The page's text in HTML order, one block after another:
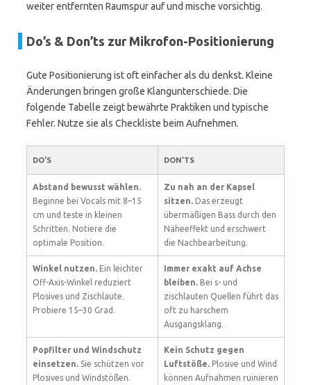
weiter entfernten Raumspur auf und mische vorsichtig.
Do’s & Don’ts zur Mikrofon-Positionierung
Gute Positionierung ist oft einfacher als du denkst. Kleine
Änderungen bringen große Klangunterschiede. Die
folgende Tabelle zeigt bewährte Praktiken und typische
Fehler. Nutze sie als Checkliste beim Aufnehmen.
DO’S DON’TS
Abstand bewusst wählen.
Beginne bei Vocals mit 8–15
cm und teste in kleinen
Schritten. Notiere die
optimale Position.
Zu nah an der Kapsel
sitzen. Das erzeugt
übermäßigen Bass durch den
Näheeffekt und erschwert
die Nachbearbeitung.
Winkel nutzen. Ein leichter
Off-Axis-Winkel reduziert
Plosives und Zischlaute.
Probiere 15–30 Grad.
Immer exakt auf Achse
bleiben. Bei s- und
zischlauten Quellen führt das
oft zu harschem
Ausgangsklang.
Popfilter und Windschutz
einsetzen. Sie schützen vor
Plosives und Windstößen.
Kein Schutz gegen
Luftstöße. Plosive und Wind
können Aufnahmen ruinieren